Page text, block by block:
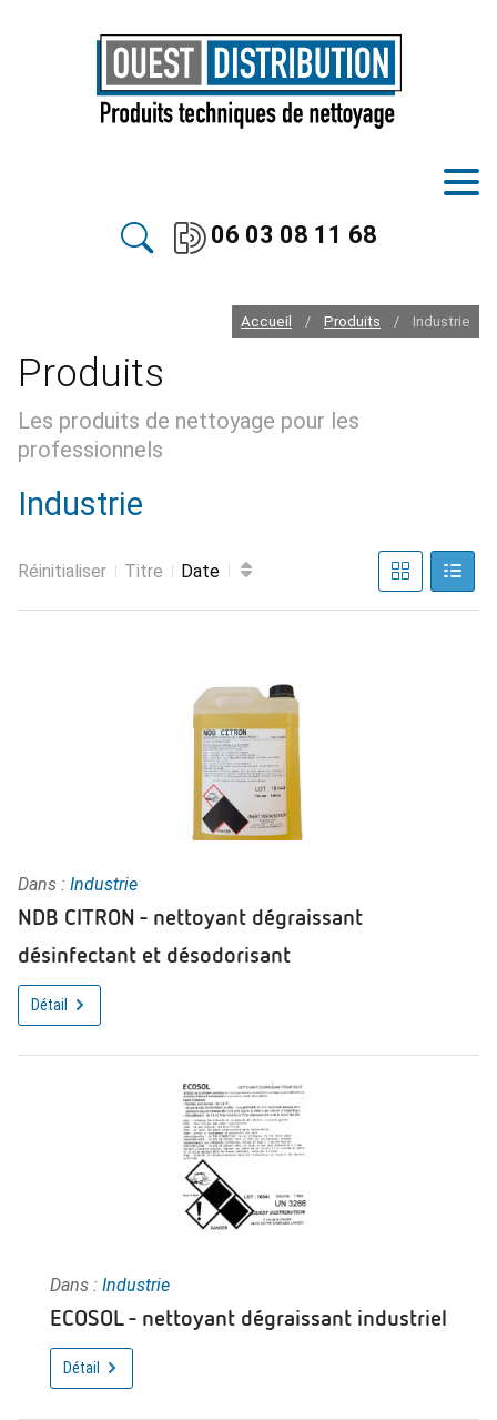
06 03 08 11 68
Accueil / Produits / Industrie
Produits
Les produits de nettoyage pour les
professionnels
Industrie
Réinitialiser Titre Date
Dans : Industrie
NDB CITRON - nettoyant dégraissant
désinfectant et désodorisant
Détail
Dans : Industrie
ECOSOL - nettoyant dégraissant industriel
Détail